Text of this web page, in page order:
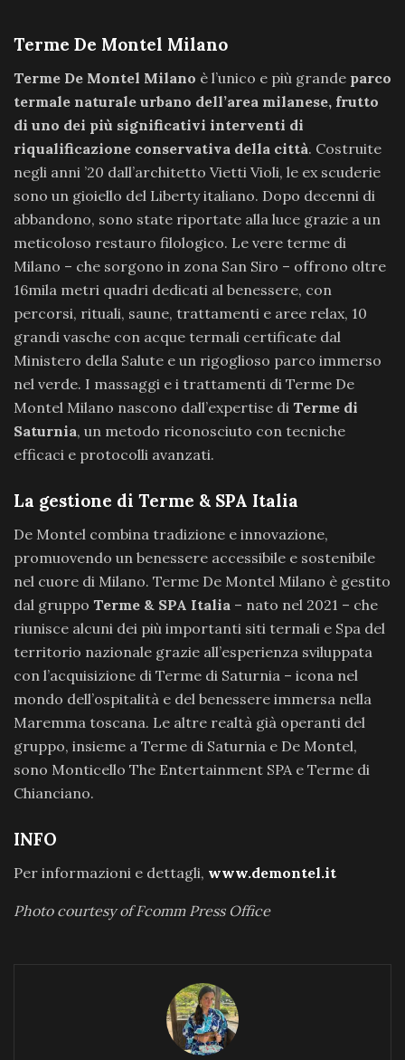
Terme De Montel Milano
Terme De Montel Milano è l’unico e più grande parco
termale naturale urbano dell’area milanese, frutto
di uno dei più significativi interventi di
riqualificazione conservativa della città. Costruite
negli anni ’20 dall’architetto Vietti Violi, le ex scuderie
sono un gioiello del Liberty italiano. Dopo decenni di
abbandono, sono state riportate alla luce grazie a un
meticoloso restauro filologico. Le vere terme di
Milano – che sorgono in zona San Siro – offrono oltre
16mila metri quadri dedicati al benessere, con
percorsi, rituali, saune, trattamenti e aree relax, 10
grandi vasche con acque termali certificate dal
Ministero della Salute e un rigoglioso parco immerso
nel verde. I massaggi e i trattamenti di Terme De
Montel Milano nascono dall’expertise di Terme di
Saturnia, un metodo riconosciuto con tecniche
efficaci e protocolli avanzati.
La gestione di Terme & SPA Italia
De Montel combina tradizione e innovazione,
promuovendo un benessere accessibile e sostenibile
nel cuore di Milano. Terme De Montel Milano è gestito
dal gruppo Terme & SPA Italia – nato nel 2021 – che
riunisce alcuni dei più importanti siti termali e Spa del
territorio nazionale grazie all’esperienza sviluppata
con l’acquisizione di Terme di Saturnia – icona nel
mondo dell’ospitalità e del benessere immersa nella
Maremma toscana. Le altre realtà già operanti del
gruppo, insieme a Terme di Saturnia e De Montel,
sono Monticello The Entertainment SPA e Terme di
Chianciano.
INFO
Per informazioni e dettagli, www.demontel.it
Photo courtesy of Fcomm Press Office